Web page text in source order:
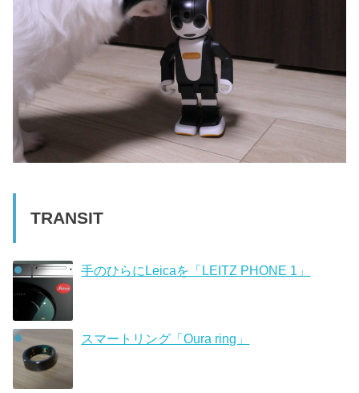
TRANSIT
手のひらにLeicaを「LEITZ PHONE 1」
スマートリング「Oura ring」